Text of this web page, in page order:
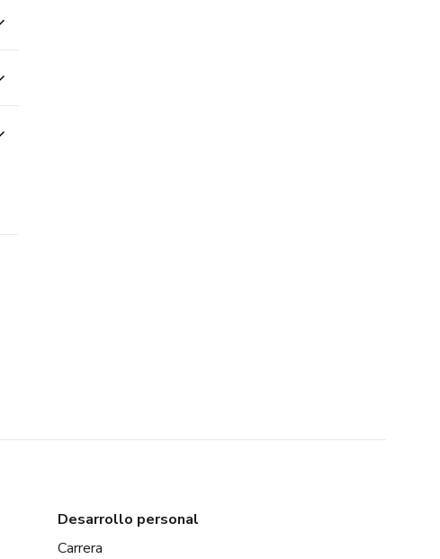
Desarrollo personal
Carrera